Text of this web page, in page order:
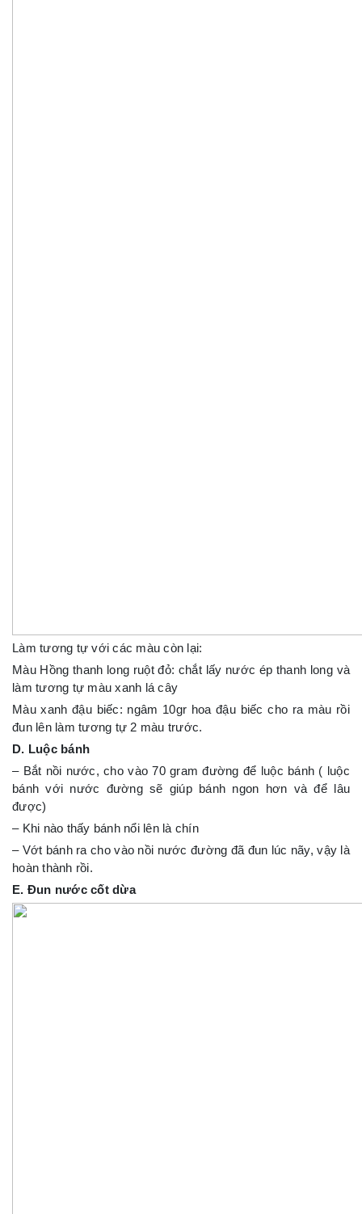
Làm tương tự với các màu còn lại:
Màu Hồng thanh long ruột đỏ: chắt lấy nước ép thanh long và
làm tương tự màu xanh lá cây
Màu xanh đậu biếc: ngâm 10gr hoa đậu biếc cho ra màu rồi
đun lên làm tương tự 2 màu trước.
D. Luộc bánh
– Bắt nồi nước, cho vào 70 gram đường để luộc bánh ( luộc
bánh với nước đường sẽ giúp bánh ngon hơn và để lâu
được)
– Khi nào thấy bánh nổi lên là chín
– Vớt bánh ra cho vào nồi nước đường đã đun lúc nãy, vậy là
hoàn thành rồi.
E. Đun nước cốt dừa